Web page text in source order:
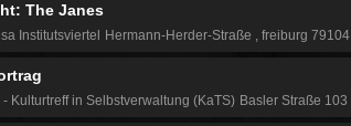
The Janes
Institutsviertel Hermann-Herder-Straße freiburg 79104
- Kulturtreff in Selbstverwaltung (KaTS) Basler Straße 103